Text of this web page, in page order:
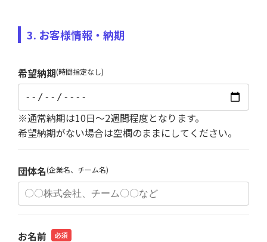
3. お客様情報・納期
希望納期(時間指定なし)
※通常納期は10日～2週間程度となります。
希望納期がない場合は空欄のままにしてください。
団体名(企業名、チーム名)
お名前 必須